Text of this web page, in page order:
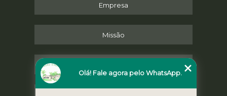
Empresa
Missão
Olá! Fale agora pelo WhatsApp.